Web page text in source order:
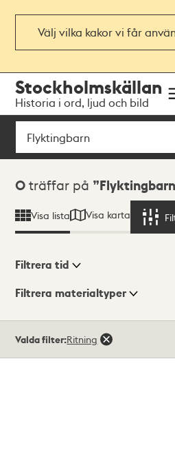
Välj vilka kakor vi får
navigationen
huvudinnehållet
Stockholmskällan
Historia i ord, ljud och bild
Sök
Sökresultat
0 träffar på Flyktingbarn
Visa lista Visa karta
Visningsläge
Filtrera tid
Filtrera materialtyper
träffar
Valda filter:Ritning